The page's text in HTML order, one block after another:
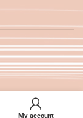
My account